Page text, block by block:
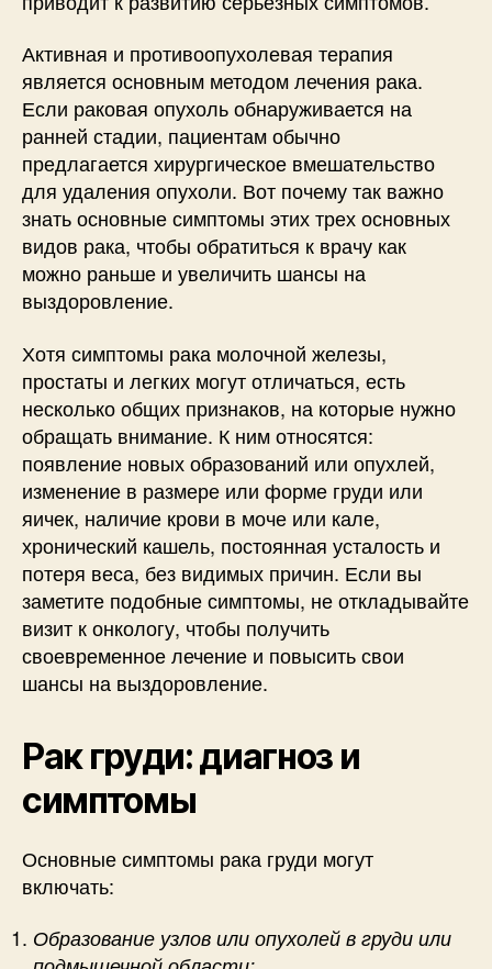
Активная и противоопухолевая терапия
является основным методом лечения рака.
Если раковая опухоль обнаруживается на
ранней стадии, пациентам обычно
предлагается хирургическое вмешательство
для удаления опухоли. Вот почему так важно
знать основные симптомы этих трех основных
видов рака, чтобы обратиться к врачу как
можно раньше и увеличить шансы на
выздоровление.
Хотя симптомы рака молочной железы,
простаты и легких могут отличаться, есть
несколько общих признаков, на которые нужно
обращать внимание. К ним относятся:
появление новых образований или опухлей,
изменение в размере или форме груди или
яичек, наличие крови в моче или кале,
хронический кашель, постоянная усталость и
потеря веса, без видимых причин. Если вы
заметите подобные симптомы, не откладывайте
визит к онкологу, чтобы получить
своевременное лечение и повысить свои
шансы на выздоровление.
Рак груди: диагноз и
симптомы
Основные симптомы рака груди могут
включать:
Образование узлов или опухолей в груди или